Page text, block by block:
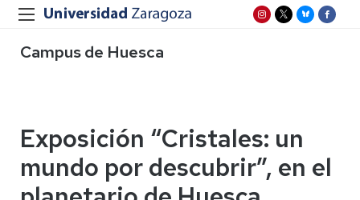
Campus de Huesca
Exposición “Cristales: un
mundo por descubrir”, en el